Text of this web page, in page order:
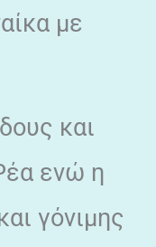
με
και
ενώ η
γόνιμης